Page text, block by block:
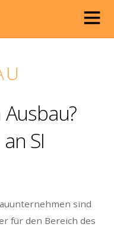
SI
sind
für den Bereich des